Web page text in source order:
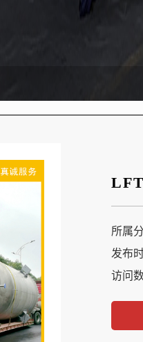
所属
发布
访问数